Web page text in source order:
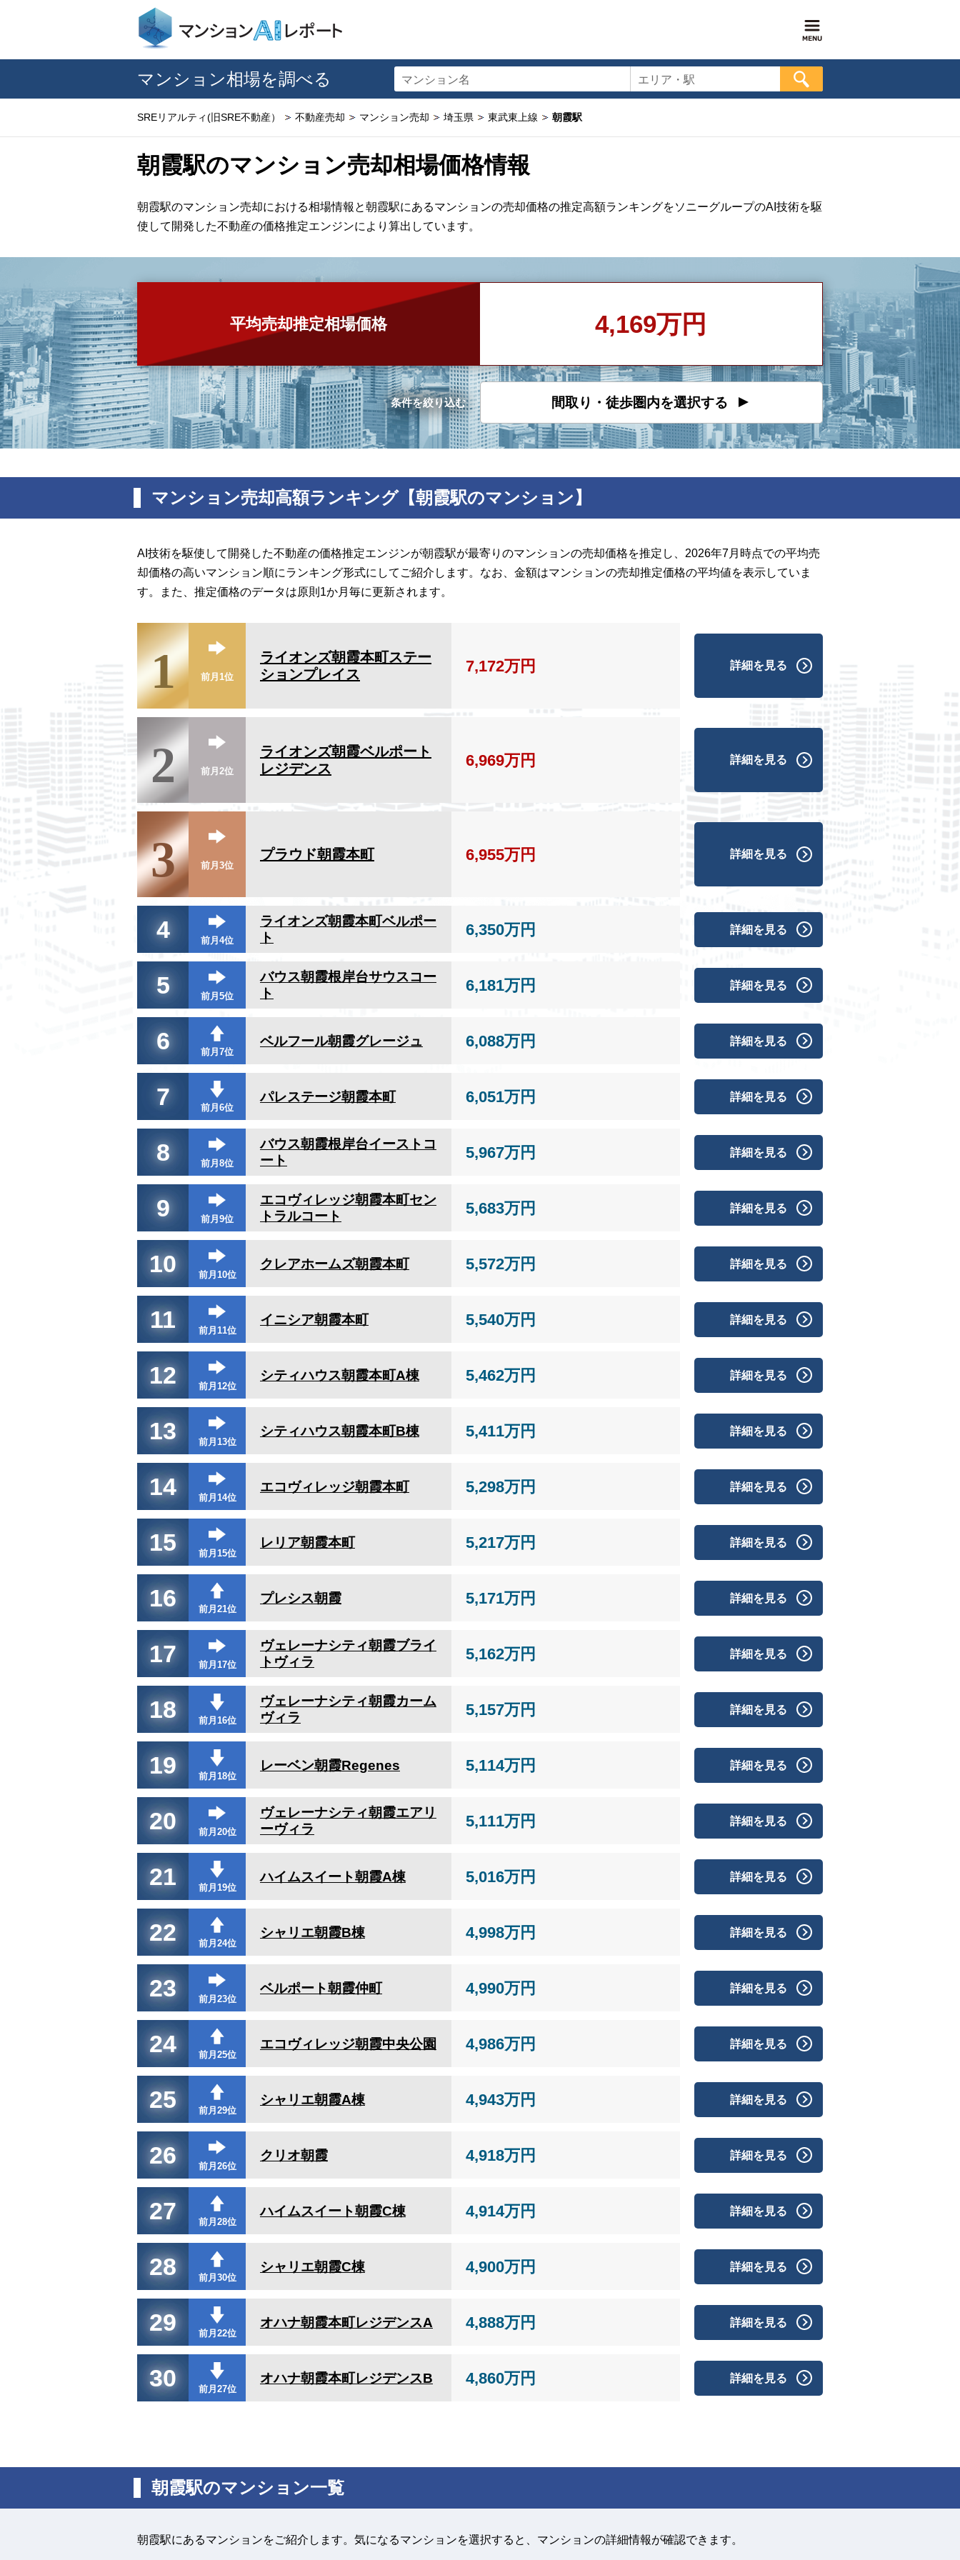
マンション相場を調べる マンション名 エリア・駅
SREリアルティ(旧SRE不動産） 不動産売却 マンション売却 埼玉県 東武東上線 朝霞駅
朝霞駅のマンション売却相場価格情報
朝霞駅のマンション売却における相場情報と朝霞駅にあるマンションの売却価格の推定高額ランキングをソニーグループのAI技術を駆
使して開発した不動産の価格推定エンジンにより算出しています。
平均売却推定相場価格 4,169万円
条件を絞り込む 間取り・徒歩圏内を選択する
マンション売却高額ランキング【朝霞駅のマンション】
AI技術を駆使して開発した不動産の価格推定エンジンが朝霞駅が最寄りのマンションの売却価格を推定し、2026年7月時点での平均売
却価格の高いマンション順にランキング形式にしてご紹介します。なお、金額はマンションの売却推定価格の平均値を表示していま
す。また、推定価格のデータは原則1か月毎に更新されます。
1 前月1位
ライオンズ朝霞本町ステー
ションプレイス
7,172万円 詳細を見る
2 前月2位
ライオンズ朝霞ベルポート
レジデンス
6,969万円 詳細を見る
3 前月3位
プラウド朝霞本町 6,955万円 詳細を見る
4 前月4位
ライオンズ朝霞本町ベルポー
ト
6,350万円 詳細を見る
5 前月5位
バウス朝霞根岸台サウスコー
ト
6,181万円 詳細を見る
6 前月7位
ベルフール朝霞グレージュ 6,088万円 詳細を見る
7 前月6位
パレステージ朝霞本町 6,051万円 詳細を見る
8 前月8位
バウス朝霞根岸台イーストコ
ート
5,967万円 詳細を見る
9 前月9位
エコヴィレッジ朝霞本町セン
トラルコート
5,683万円 詳細を見る
10 前月10位
クレアホームズ朝霞本町 5,572万円 詳細を見る
11 前月11位
イニシア朝霞本町 5,540万円 詳細を見る
12 前月12位
シティハウス朝霞本町A棟 5,462万円 詳細を見る
13 前月13位
シティハウス朝霞本町B棟 5,411万円 詳細を見る
14 前月14位
エコヴィレッジ朝霞本町 5,298万円 詳細を見る
15 前月15位
レリア朝霞本町 5,217万円 詳細を見る
16 前月21位
プレシス朝霞 5,171万円 詳細を見る
17 前月17位
ヴェレーナシティ朝霞ブライ
トヴィラ
5,162万円 詳細を見る
18 前月16位
ヴェレーナシティ朝霞カーム
ヴィラ
5,157万円 詳細を見る
19 前月18位
レーベン朝霞Regenes 5,114万円 詳細を見る
20 前月20位
ヴェレーナシティ朝霞エアリ
ーヴィラ
5,111万円 詳細を見る
21 前月19位
ハイムスイート朝霞A棟 5,016万円 詳細を見る
22 前月24位
シャリエ朝霞B棟 4,998万円 詳細を見る
23 前月23位
ベルポート朝霞仲町 4,990万円 詳細を見る
24 前月25位
エコヴィレッジ朝霞中央公園 4,986万円 詳細を見る
25 前月29位
シャリエ朝霞A棟 4,943万円 詳細を見る
26 前月26位
クリオ朝霞 4,918万円 詳細を見る
27 前月28位
ハイムスイート朝霞C棟 4,914万円 詳細を見る
28 前月30位
シャリエ朝霞C棟 4,900万円 詳細を見る
29 前月22位
オハナ朝霞本町レジデンスA 4,888万円 詳細を見る
30 前月27位
オハナ朝霞本町レジデンスB 4,860万円 詳細を見る
朝霞駅のマンション一覧
朝霞駅にあるマンションをご紹介します。気になるマンションを選択すると、マンションの詳細情報が確認できます。